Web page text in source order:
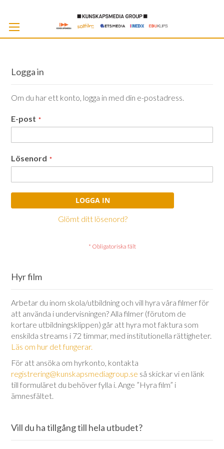
Logga in
Om du har ett konto, logga in med din e-postadress.
E-post
Lösenord
LOGGA IN
Glömt ditt lösenord?
Hyr film
Arbetar du inom skola/utbildning och vill hyra våra filmer för
att använda i undervisningen? Alla filmer (förutom de
kortare utbildningsklippen) går att hyra mot faktura som
enskilda streams i 72 timmar, med institutionella rättigheter.
Läs om hur det fungerar.
För att ansöka om hyrkonto, kontakta
registrering@kunskapsmediagroup.se så skickar vi en länk
till formuläret du behöver fylla i. Ange ”Hyra film” i
ämnesfältet.
Vill du ha tillgång till hela utbudet?